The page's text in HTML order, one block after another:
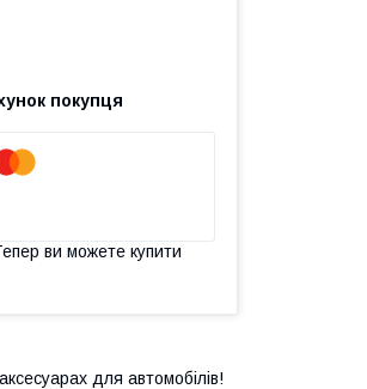
покупця
ви можете купити
для автомобілів!